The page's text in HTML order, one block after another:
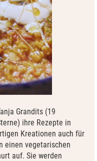
Grandits (19
ihre Rezepte in
Kreationen auch für
einen vegetarischen
auf. Sie werden